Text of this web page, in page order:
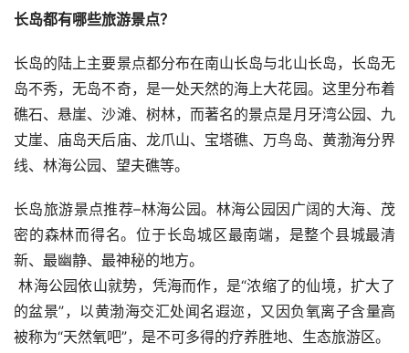
长岛都有哪些旅游景点？
长岛的陆上主要景点都分布在南山长岛与北山长岛，长岛无
岛不秀，无岛不奇，是一处天然的海上大花园。这里分布着
礁石、悬崖、沙滩、树林，而著名的景点是月牙湾公园、九
丈崖、庙岛天后庙、龙爪山、宝塔礁、万鸟岛、黄渤海分界
线、林海公园、望夫礁等。
长岛旅游景点推荐–林海公园。林海公园因广阔的大海、茂
密的森林而得名。位于长岛城区最南端，是整个县城最清
新、最幽静、最神秘的地方。
林海公园依山就势，凭海而作，是“浓缩了的仙境，扩大了
的盆景”，以黄渤海交汇处闻名遐迩，又因负氧离子含量高
被称为“天然氧吧”，是不可多得的疗养胜地、生态旅游区。